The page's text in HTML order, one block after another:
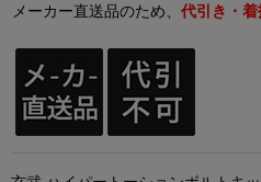
メーカー直送品のため、 代引き・